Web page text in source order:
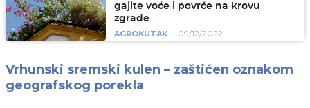
gajite voće i povrće na krovu
zgrade
AGROKUTAK
09/12/2022
Vrhunski sremski kulen – zaštićen oznakom
geografskog porekla